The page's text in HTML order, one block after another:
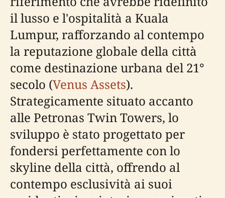
il lusso e l'ospitalità a Kuala
Lumpur, rafforzando al contempo
la reputazione globale della città
come destinazione urbana del 21°
secolo (Venus Assets).
Strategicamente situato accanto
alle Petronas Twin Towers, lo
sviluppo è stato progettato per
fondersi perfettamente con lo
skyline della città, offrendo al
contempo esclusività ai suoi